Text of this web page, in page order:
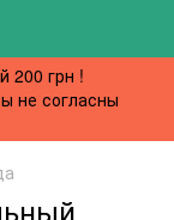
200 грн !
не согласны